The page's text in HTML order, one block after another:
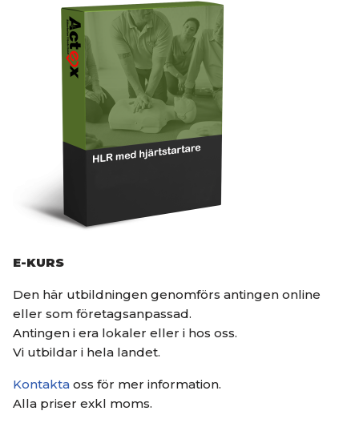
E-KURS
Den här utbildningen genomförs antingen online
eller som företagsanpassad.
Antingen i era lokaler eller i hos oss.
Vi utbildar i hela landet.
Kontakta oss för mer information.
Alla priser exkl moms.